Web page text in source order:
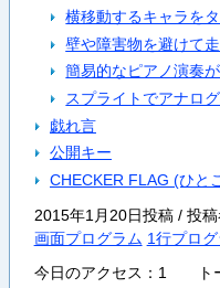
横移動するキャラを
壁や障害物を避けて
簡易的なピアノ演奏
スプライトでアナロ
戯れ言
公開キー
CHECKER FLAG (ひと
2015年1月20日投稿 / 投
画面プログラム 1行プロ
今日のアクセス：1 ト